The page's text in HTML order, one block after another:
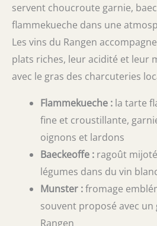
servent choucroute garnie,
flammekueche dans une
Les vins du Rangen
plats riches, leur acidité et leur
avec le gras des charcuteries
Flammekueche : la tarte
fine et croustillante,
oignons et lardons
Baeckeoffe : ragoût
légumes dans du vin
Munster :fromage
souvent proposé avec
Rangen